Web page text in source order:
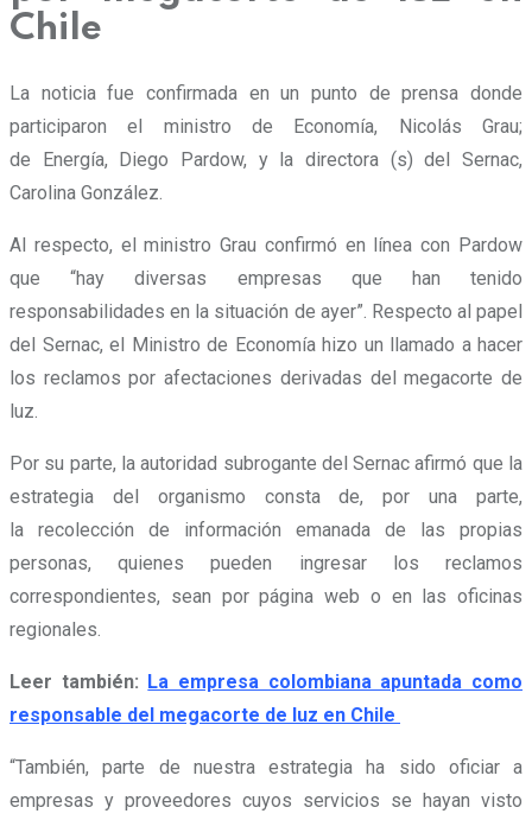
Chile
La noticia fue confirmada en un punto de prensa donde
participaron el ministro de Economía, Nicolás Grau;
de Energía, Diego Pardow, y la directora (s) del Sernac,
Carolina González.
Al respecto, el ministro Grau confirmó en línea con Pardow
que“hay diversas empresas que han tenido
responsabilidades en la situación de ayer”. Respecto al papel
del Sernac, el Ministro de Economía hizo un llamado a hacer
los reclamos por afectaciones derivadas del megacorte de
luz.
Por su parte, la autoridad subrogante del Sernac afirmó que la
estrategia del organismo consta de, por una parte,
la recolección de información emanada de las propias
personas, quienes pueden ingresar los reclamos
correspondientes, sean por página web o en las oficinas
regionales.
Leer también: La empresa colombiana apuntada como
responsable del megacorte de luz en Chile
“También, parte de nuestra estrategia ha sido oficiar a
empresas y proveedores cuyos servicios se hayan visto